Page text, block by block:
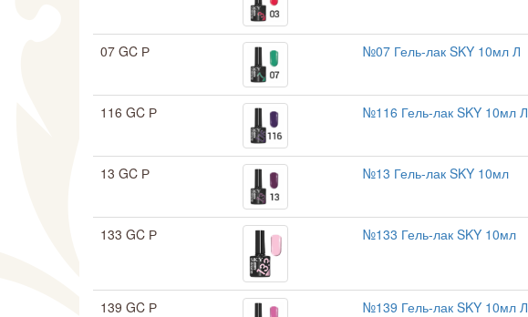
07 GC Р №07 Гель-лак SKY 10мл Л
116 GC Р №116 Гель-лак SKY 10мл Л
13 GC Р №13 Гель-лак SKY 10мл
133 GC Р №133 Гель-лак SKY 10мл
139 GC Р №139 Гель-лак SKY 10мл Л